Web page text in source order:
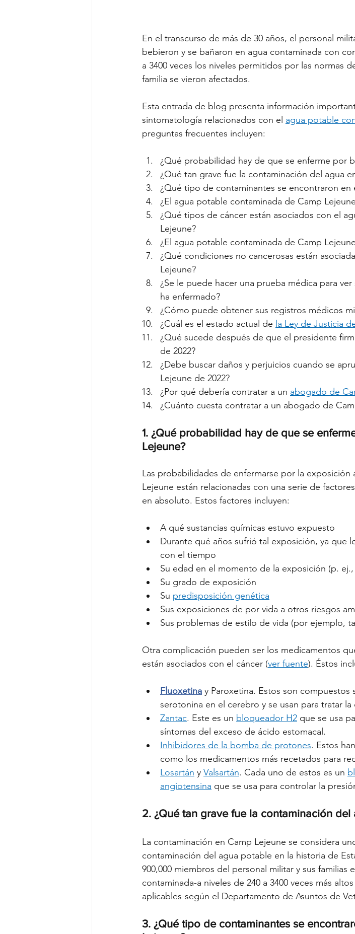
En el transcurso de más de 30 años, el personal
bebieron y se bañaron en agua contaminada con
a 3400 veces los niveles permitidos por las normas
familia se vieron afectados.
Esta entrada de blog presenta información
sintomatología relacionados con el agua potable
preguntas frecuentes incluyen:
¿Qué probabilidad hay de que se enferme por
¿Qué tan grave fue la contaminación del agua
¿Qué tipo de contaminantes se encontraron
¿El agua potable contaminada de Camp
¿Qué tipos de cáncer están asociados con el
Lejeune?
¿El agua potable contaminada de Camp
¿Qué condiciones no cancerosas están
Lejeune?
¿Se le puede hacer una prueba médica para
ha enfermado?
¿Cómo puede obtener sus registros médicos
¿Cuál es el estado actual de la Ley de Justicia
¿Qué sucede después de que el presidente
de 2022?
¿Debe buscar daños y perjuicios cuando se
Lejeune de 2022?
¿Por qué debería contratar a un abogado de
¿Cuánto cuesta contratar a un abogado de
1. ¿Qué probabilidad hay de que se
Lejeune?
Las probabilidades de enfermarse por la
Lejeune están relacionadas con una serie de
en absoluto. Estos factores incluyen:
A qué sustancias químicas estuvo expuesto
Durante qué años sufrió tal exposición, ya que
con el tiempo
Su edad en el momento de la exposición (p.
Su grado de exposición
Su predisposición genética
Sus exposiciones de por vida a otros riesgos
Sus problemas de estilo de vida (por ejemplo,
Otra complicación pueden ser los medicamentos
están asociados con el cáncer (ver fuente). Éstos
Fluoxetina y Paroxetina. Estos son compuestos
serotonina en el cerebro y se usan para tratar la
Zantac. Este es un bloqueador H2 que se usa
síntomas del exceso de ácido estomacal.
Inhibidores de la bomba de protones. Estos
como los medicamentos más recetados para
Losartán y Valsartán. Cada uno de estos es un
angiotensina que se usa para controlar la
2. ¿Qué tan grave fue la contaminación del
La contaminación en Camp Lejeune se considera
contaminación del agua potable en la historia de
900,000 miembros del personal militar y sus familias
contaminada-a niveles de 240 a 3400 veces más
aplicables-según el Departamento de Asuntos de
3. ¿Qué tipo de contaminantes se